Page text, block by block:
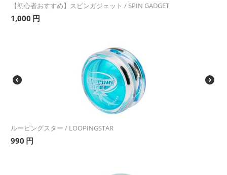
【初心者おすすめ】スピンガジェット / SPIN GADGET
1,000 円
ルーピングスター / LOOPINGSTAR
990 円